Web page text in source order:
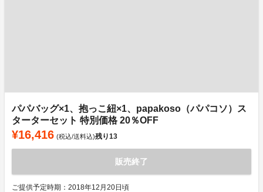
パパバッグ×1、抱っこ紐×1、papakoso（パパコソ）ス
ターターセット 特別価格 20％OFF
¥16,416 (税込/送料込)残り13
販売終了
ご提供予定時期：2018年12月20日頃